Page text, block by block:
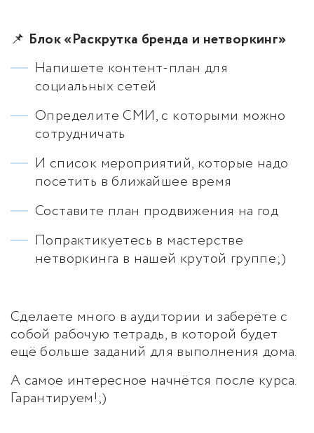
📌 Блок «Раскрутка бренда и нетворкинг»
Напишете контент-план для
социальных сетей
Определите СМИ, с которыми можно
сотрудничать
И список мероприятий, которые надо
посетить в ближайшее время
Составите план продвижения на год
Попрактикуетесь в мастерстве
нетворкинга в нашей крутой группе;)
Сделаете много в аудитории и заберёте с
собой рабочую тетрадь, в которой будет
ещё больше заданий для выполнения дома.
А самое интересное начнётся после курса.
Гарантируем!;)